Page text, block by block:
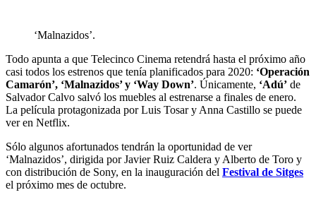
‘Malnazidos’.
Todo apunta a que Telecinco Cinema retendrá hasta el próximo año
casi todos los estrenos que tenía planificados para 2020: ‘Operación
Camarón’, ‘Malnazidos’ y ‘Way Down’. Únicamente, ‘Adú’ de
Salvador Calvo salvó los muebles al estrenarse a finales de enero.
La película protagonizada por Luis Tosar y Anna Castillo se puede
ver en Netflix.
Sólo algunos afortunados tendrán la oportunidad de ver
‘Malnazidos’, dirigida por Javier Ruiz Caldera y Alberto de Toro y
con distribución de Sony, en la inauguración del Festival de Sitges
el próximo mes de octubre.